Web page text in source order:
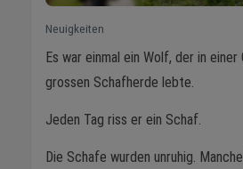
Neuigkeiten
Es war einmal ein Wolf, der in
grossen Schafherde lebte.
Jeden Tag riss er ein Schaf.
Die Schafe wurden unruhig.